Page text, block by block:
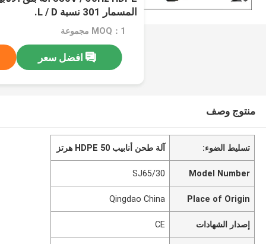
المسمار 301 نسبة L / D.
MOQ：1 مجموعة
افضل سعر
منتوج وصف
تسليط الضوء: آلة طحن أنابيب HDPE 50 هرتز
Model Number
SJ65/30
Place of Origin
Qingdao China
إصدار الشهادات CE